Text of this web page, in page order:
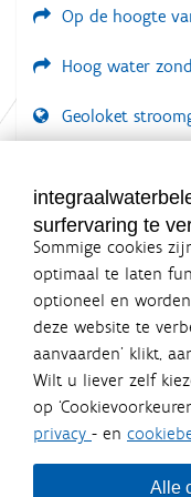
e
e
g
v
a
n
a
f
e
e
l
d
i
n
.
i
e
Op de hoogte
Hoog water
Geoloket
LOGIN VEREIST
surfervaring te
Sommige cookies
optimaal te laten
optioneel en
deze website te
aanvaarden’ klikt,
Wilt u liever zelf
op
privacy - en
Alle
officiële
overheid
uitgegeven door
Waterbeleid
De Coördinatiecommissie
bestuursniveaus die bij